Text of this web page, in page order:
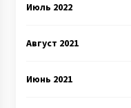
Июль 2022
Август 2021
Июнь 2021